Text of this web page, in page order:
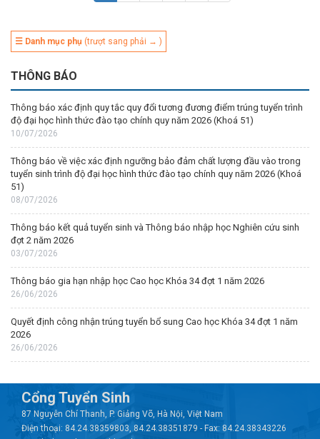
☰ Danh mục phụ (trượt sang phải → )
THÔNG BÁO
Thông báo xác định quy tắc quy đổi tương đương điểm trúng tuyển trình
độ đại học hình thức đào tạo chính quy năm 2026 (Khoá 51)
10/07/2026
Thông báo về việc xác định ngưỡng bảo đảm chất lượng đầu vào trong
tuyển sinh trình độ đại học hình thức đào tạo chính quy năm 2026 (Khoá
51)
08/07/2026
Thông báo kết quả tuyển sinh và Thông báo nhập học Nghiên cứu sinh
đợt 2 năm 2026
03/07/2026
Thông báo gia hạn nhập học Cao học Khóa 34 đợt 1 năm 2026
26/06/2026
Quyết định công nhận trúng tuyển bổ sung Cao học Khóa 34 đợt 1 năm
2026
26/06/2026
Cổng Tuyển Sinh
87 Nguyễn Chí Thanh, P. Giảng Võ, Hà Nội, Việt Nam
Điện thoại: 84.24.38359803, 84.24.38351879 - Fax: 84.24.38343226